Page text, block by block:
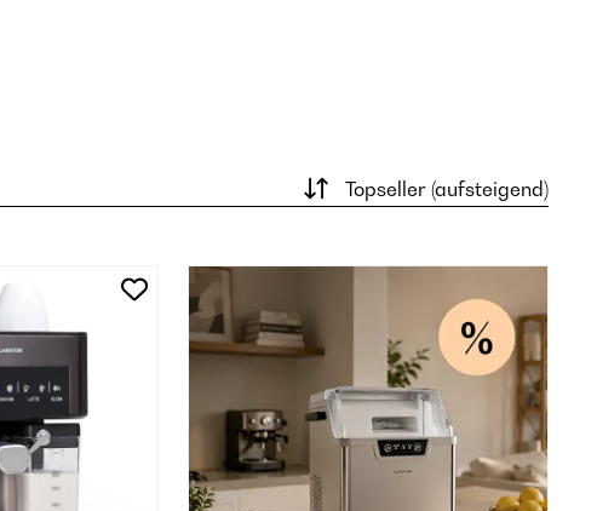
Topseller (aufsteigend)